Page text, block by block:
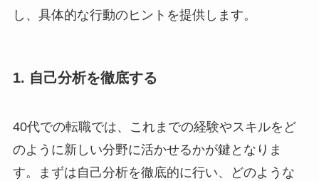
し、具体的な行動のヒントを提供します。
1. 自己分析を徹底する
40代での転職では、これまでの経験やスキルをど
のように新しい分野に活かせるかが鍵となりま
す。まずは自己分析を徹底的に行い、どのような